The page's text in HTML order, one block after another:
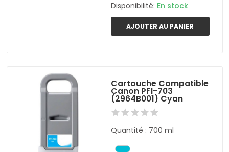
Disponibilité: En stock
AJOUTER AU PANIER
Cartouche Compatible
Canon PFI-703
(2964B001) Cyan
Quantité : 700 ml